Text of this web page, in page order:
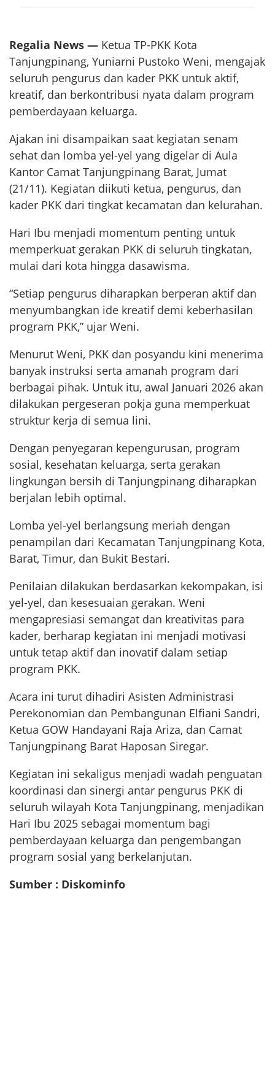
Regalia News — Ketua TP-PKK Kota
Tanjungpinang, Yuniarni Pustoko Weni, mengajak
seluruh pengurus dan kader PKK untuk aktif,
kreatif, dan berkontribusi nyata dalam program
pemberdayaan keluarga.
Ajakan ini disampaikan saat kegiatan senam
sehat dan lomba yel-yel yang digelar di Aula
Kantor Camat Tanjungpinang Barat, Jumat
(21/11). Kegiatan diikuti ketua, pengurus, dan
kader PKK dari tingkat kecamatan dan kelurahan.
Hari Ibu menjadi momentum penting untuk
memperkuat gerakan PKK di seluruh tingkatan,
mulai dari kota hingga dasawisma.
“Setiap pengurus diharapkan berperan aktif dan
menyumbangkan ide kreatif demi keberhasilan
program PKK,” ujar Weni.
Menurut Weni, PKK dan posyandu kini menerima
banyak instruksi serta amanah program dari
berbagai pihak. Untuk itu, awal Januari 2026 akan
dilakukan pergeseran pokja guna memperkuat
struktur kerja di semua lini.
Dengan penyegaran kepengurusan, program
sosial, kesehatan keluarga, serta gerakan
lingkungan bersih di Tanjungpinang diharapkan
berjalan lebih optimal.
Lomba yel-yel berlangsung meriah dengan
penampilan dari Kecamatan Tanjungpinang Kota,
Barat, Timur, dan Bukit Bestari.
Penilaian dilakukan berdasarkan kekompakan, isi
yel-yel, dan kesesuaian gerakan. Weni
mengapresiasi semangat dan kreativitas para
kader, berharap kegiatan ini menjadi motivasi
untuk tetap aktif dan inovatif dalam setiap
program PKK.
Acara ini turut dihadiri Asisten Administrasi
Perekonomian dan Pembangunan Elfiani Sandri,
Ketua GOW Handayani Raja Ariza, dan Camat
Tanjungpinang Barat Haposan Siregar.
Kegiatan ini sekaligus menjadi wadah penguatan
koordinasi dan sinergi antar pengurus PKK di
seluruh wilayah Kota Tanjungpinang, menjadikan
Hari Ibu 2025 sebagai momentum bagi
pemberdayaan keluarga dan pengembangan
program sosial yang berkelanjutan.
Sumber : Diskominfo